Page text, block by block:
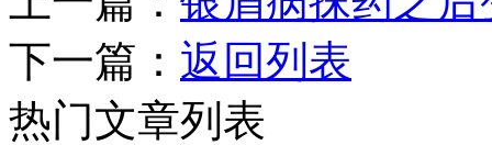
下一篇： 返回列表
热门文章列表